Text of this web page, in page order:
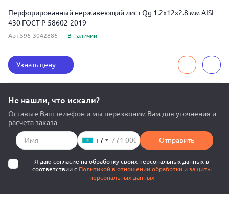
Перфорированный нержавеющий лист Qg 1.2x12x2.8 мм AISI
430 ГОСТ Р 58602-2019
Арт.596-3042886 В наличии
Узнать цену
Не нашли, что искали?
Оставьте Ваш телефон и мы перезвоним Вам для уточнения и
расчета заказа
+7 Отправить
Я даю согласие на обработку своих персональных данных в
соответствии с Политикой в отношении обработки и защиты
персональных данных